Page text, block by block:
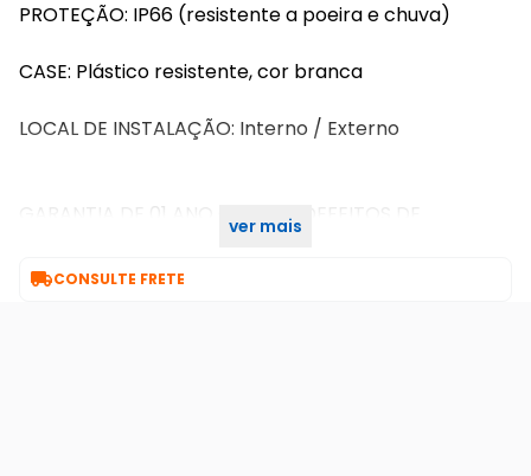
PROTEÇÃO: IP66 (resistente a poeira e chuva)
CASE: Plástico resistente, cor branca
LOCAL DE INSTALAÇÃO: Interno / Externo
GARANTIA DE 01 ANO CONTRA DEFEITOS DE
ver mais
CONSULTE FRETE